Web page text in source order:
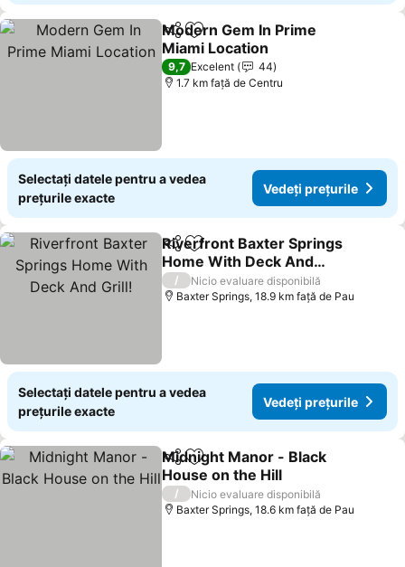
DistribuițiAdăugaţi la favorite
Modern Gem In Prime
Miami Location
Vedeți prețurile
9,7 Excelent
44
1.7 km faţă de Centru
Selectați datele pentru a vedea
prețurile exacte
Vedeți prețurile
DistribuițiAdăugaţi la favorite
Riverfront Baxter Springs
Home With Deck And
Grill!
Vedeți prețurile
/
Nicio evaluare disponibilă
Baxter Springs, 18.9 km faţă de Pau
Selectați datele pentru a vedea
prețurile exacte
Vedeți prețurile
DistribuițiAdăugaţi la favorite
Midnight Manor - Black
House on the Hill
Vedeți prețurile
/
Nicio evaluare disponibilă
Baxter Springs, 18.6 km faţă de Pau